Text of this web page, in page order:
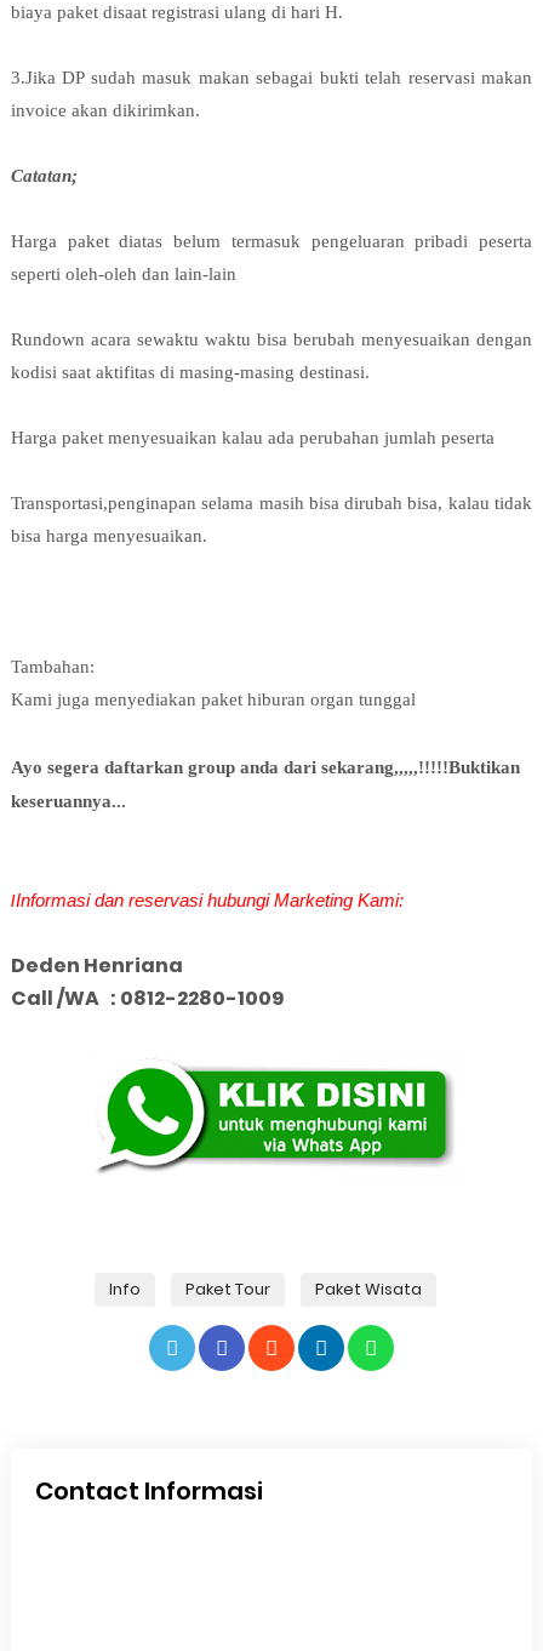
biaya paket disaat registrasi ulang di hari H.
3.Jika DP sudah masuk makan sebagai bukti telah reservasi makan
invoice akan dikirimkan.
Catatan;
Harga paket diatas belum termasuk pengeluaran pribadi peserta
seperti oleh-oleh dan lain-lain
Rundown acara sewaktu waktu bisa berubah menyesuaikan dengan
kodisi saat aktifitas di masing-masing destinasi.
Harga paket menyesuaikan kalau ada perubahan jumlah peserta
Transportasi,penginapan selama masih bisa dirubah bisa, kalau tidak
bisa harga menyesuaikan.
Tambahan:
Kami juga menyediakan paket hiburan organ tunggal
Ayo segera daftarkan group anda dari sekarang,,,,,!!!!!Buktikan
keseruannya...
IInformasi dan reservasi hubungi Marketing Kami:
Deden Henriana
Call /WA : 0812-2280-1009
Info Paket Tour Paket Wisata
Contact Informasi